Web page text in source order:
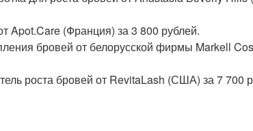
Apot.Care (Франция) за 3 800 рублей.
бровей от белорусской фирмы Markell
роста бровей от RevitaLash (США) за 7 700